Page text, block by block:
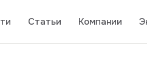
Статьи Компании